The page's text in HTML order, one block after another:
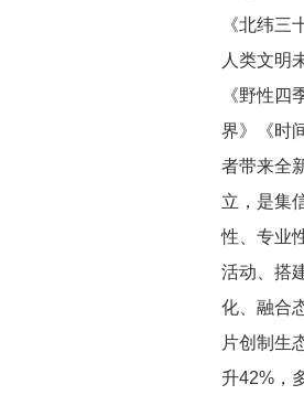
《北纬
人类文明
《野性
界》《时
者带来全
立，是集
性、专业
活动、搭
化、融合
片创制生
升42%，